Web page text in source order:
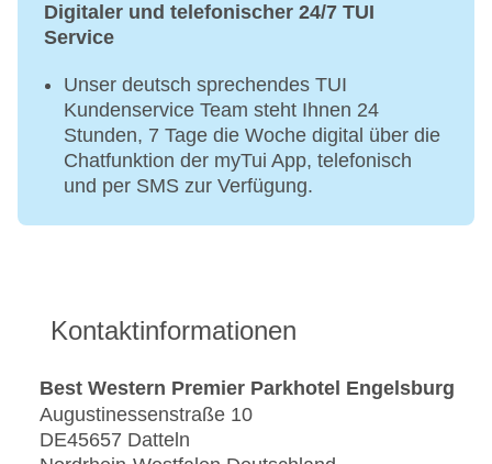
Digitaler und telefonischer 24/7 TUI
Service
Unser deutsch sprechendes TUI
Kundenservice Team steht Ihnen 24
Stunden, 7 Tage die Woche digital über die
Chatfunktion der myTui App, telefonisch
und per SMS zur Verfügung.
Kontaktinformationen
Best Western Premier Parkhotel Engelsburg
Augustinessenstraße 10
DE45657 Datteln